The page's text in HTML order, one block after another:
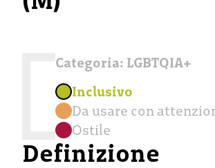
Categoria: LGBTQIA+
Inclusivo
Da usare con
Ostile
Definizione